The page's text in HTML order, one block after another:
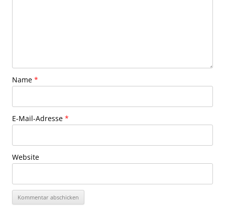
Name *
E-Mail-Adresse *
Website